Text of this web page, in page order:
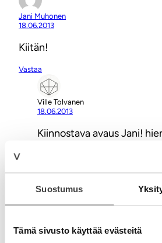
Suostumus
Tämä sivusto käyttää evästeitä
Jani Muhonen
18.06.2013
Kiitän!
Vastaa
Ville Tolvanen
18.06.2013
Kiinnostava avaus Jani!
kirjoittaa arvion kirjasta
Vastaa
Jani Muhonen
18.06.2013